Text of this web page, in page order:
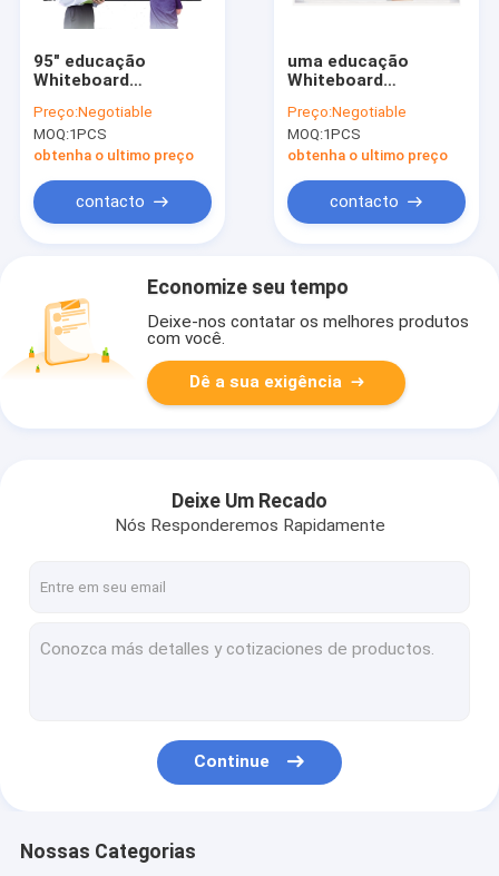
95" educação
Whiteboard
uma placa 3840x2160
esperta interativa
Preço:Negotiable
MOQ:1PCS
obtenha o ultimo preço
contacto
uma educação
Whiteboard
polegadas, monitor
infravermelho do
toque 32768x32768
Preço:Negotiable
MOQ:1PCS
obtenha o ultimo preço
contacto
Economize seu tempo
Deixe-nos contatar os melhores produtos
com você.
Dê a sua exigência
Deixe Um Recado
Nós Responderemos Rapidamente
Continue
Nossas Categorias